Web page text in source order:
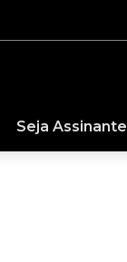
Seja Assinante